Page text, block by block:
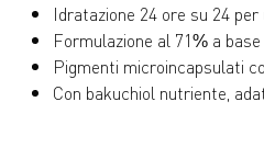
Idratazione 24 ore su 24 per
Formulazione al 71% a base
Pigmenti microincapsulati
Con bakuchiol nutriente,